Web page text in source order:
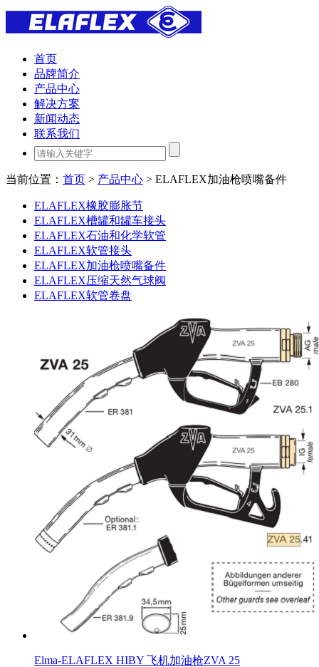
首页
品牌简介
产品中心
解决方案
新闻动态
联系我们
当前位置： 首页 > 产品中心 > ELAFLEX加油枪喷嘴备件
ELAFLEX橡胶膨胀节
ELAFLEX槽罐和罐车接头
ELAFLEX石油和化学软管
ELAFLEX软管接头
ELAFLEX加油枪喷嘴备件
ELAFLEX压缩天然气球阀
ELAFLEX软管卷盘
Elma-ELAFLEX HIBY 飞机加油枪ZVA 25